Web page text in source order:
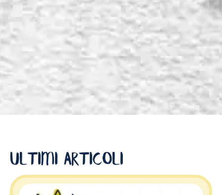
Ultimi articoli